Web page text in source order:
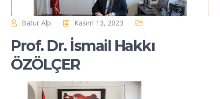
Batur Alp Kasım 13, 2023
Prof. Dr. İsmail Hakkı
ÖZÖLÇER